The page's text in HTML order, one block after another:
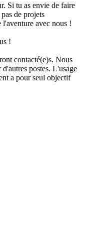
Si tu as envie de faire
de projets
l'aventure avec nous !
!
contacté(e)s. Nous
postes. L'usage
a pour seul objectif